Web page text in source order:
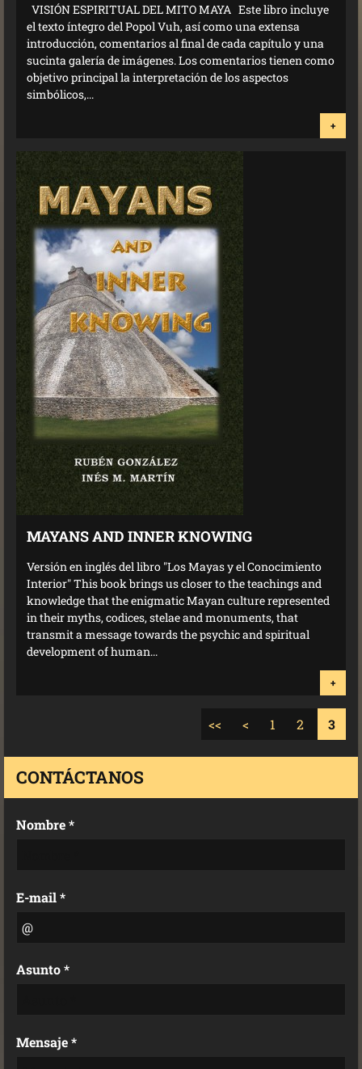
VISIÓN ESPIRITUAL DEL MITO MAYA Este libro incluye
el texto íntegro del Popol Vuh, así como una extensa
introducción, comentarios al final de cada capítulo y una
sucinta galería de imágenes. Los comentarios tienen como
objetivo principal la interpretación de los aspectos
simbólicos,...
+
MAYANS AND INNER KNOWING
Versión en inglés del libro "Los Mayas y el Conocimiento
Interior" This book brings us closer to the teachings and
knowledge that the enigmatic Mayan culture represented
in their myths, codices, stelae and monuments, that
transmit a message towards the psychic and spiritual
development of human...
+
<< < 1 2 3
CONTÁCTANOS
Nombre *
E-mail *
Asunto *
Mensaje *